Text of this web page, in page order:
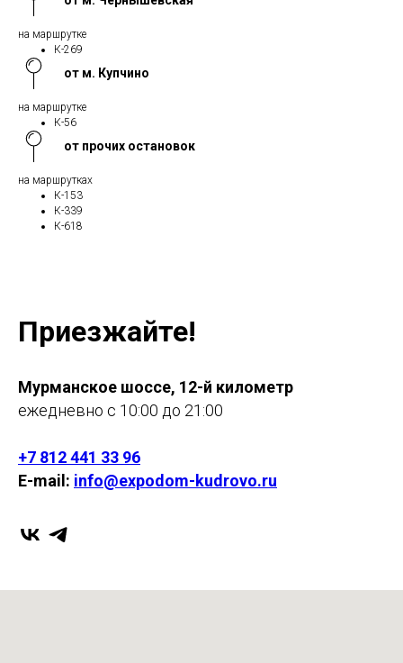
на маршрутке
К-269
от м. Купчино
на маршрутке
К-56
от прочих остановок
на маршрутках
К-153
К-339
К-618
Приезжайте!
Мурманское шоссе, 12-й километр
ежедневно с 10:00 до 21:00
+7 812 441 33 96
E-mail: info@expodom-kudrovo.ru